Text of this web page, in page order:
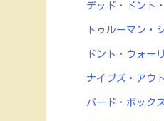
デッド・ドント
トゥルーマン・
ドント・ウォー
ナイブズ・アウ
バード・ボック